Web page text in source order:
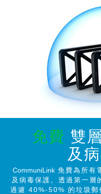
免費 雙
及
CommuniLink免費為所有
及病毒保護。透過第一層
過濾 40%-50% 的垃圾郵